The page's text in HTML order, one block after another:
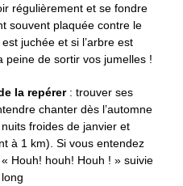
régulièrement et se fondre
souvent plaquée contre le
juchée et si l’arbre est
peine de sortir vos jumelles !
la repérer: trouver ses
chanter dès l’automne
froides de janvier et
à 1 km). Si vous entendez
Houh! houh! Houh ! » suivie